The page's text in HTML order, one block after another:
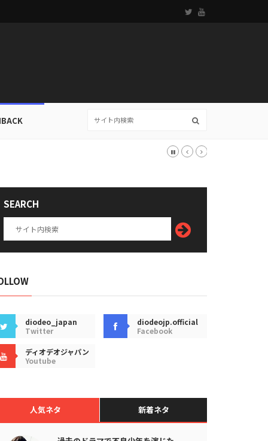
SEARCH
diodeo_japan
Twitter
diodeojp.official
Facebook
ディオデオジャパン
Youtube
人気ネタ 新着ネタ